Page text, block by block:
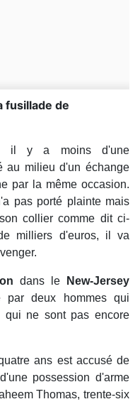
fusillade de
il y a moins d'une
au milieu d'un échange
par la même occasion.
pas porté plainte mais
collier comme dit ci-
milliers d'euros, il va
dans le
New-Jersey
par deux hommes qui
qui ne sont pas encore
ans est accusé de
possession d'arme
Thomas, trente-six